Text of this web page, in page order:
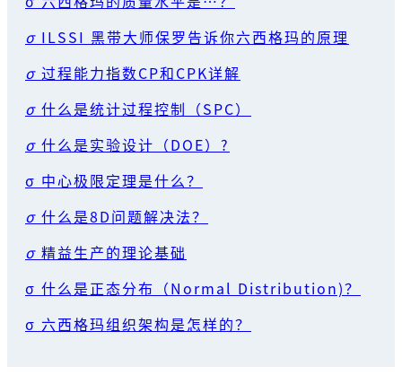
σ ILSSI 黑带大师保罗告诉你六西格玛的原理
σ 过程能力指数CP和CPK详解
σ 什么是统计过程控制（SPC）
σ 什么是实验设计（DOE）?
σ 中心极限定理是什么？
σ 什么是8D问题解决法？
σ 精益生产的理论基础
σ 什么是正态分布（Normal Distribution)？
σ 六西格玛组织架构是怎样的？